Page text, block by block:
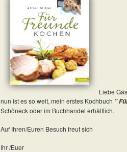
Liebe
nun ist es so weit, mein erstes Kochbuch ”
Schöneck oder im Buchhandel erhältlich.
Auf Ihren/Euren Besuch freut sich
Ihr /Euer